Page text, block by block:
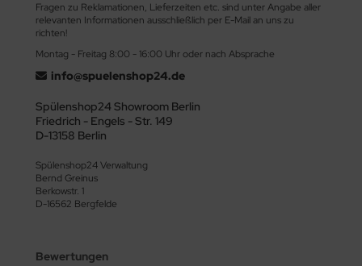
Fragen zu Reklamationen, Lieferzeiten etc. sind unter Angabe aller
relevanten Informationen ausschließlich per E-Mail an uns zu
richten!
Montag - Freitag 8:00 - 16:00 Uhr oder nach Absprache
info@spuelenshop24.de
Spülenshop24 Showroom Berlin
Friedrich - Engels - Str. 149
D-13158 Berlin
Spülenshop24 Verwaltung
Bernd Greinus
Berkowstr. 1
D-16562 Bergfelde
Bewertungen